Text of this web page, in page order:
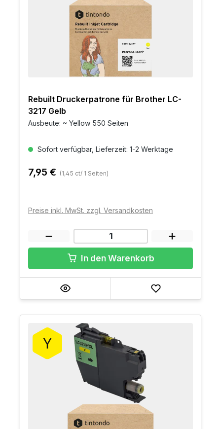
Rebuilt Druckerpatrone für Brother LC-
3217 Gelb
Ausbeute: ~ Yellow 550 Seiten
Sofort verfügbar, Lieferzeit: 1-2 Werktage
7,95 € (1,45 ct/ 1 Seiten)
Preise inkl. MwSt. zzgl. Versandkosten
In den Warenkorb